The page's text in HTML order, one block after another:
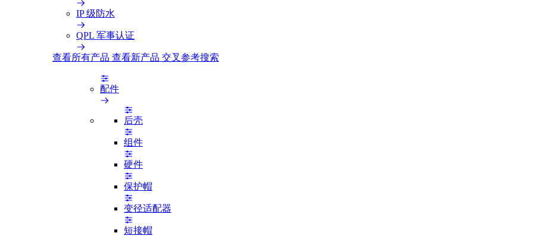
IP 级防水
QPL 军事认证
查看所有产品 查看新产品 交叉参考搜索
配件
后壳
组件
硬件
保护帽
变径适配器
短接帽